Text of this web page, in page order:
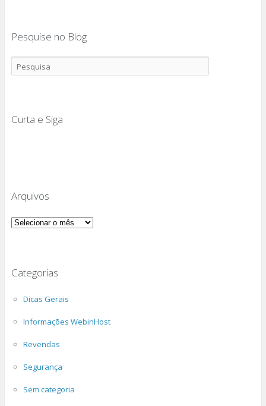
Pesquise no Blog
Curta e Siga
Arquivos
Arquivos
Categorias
Dicas Gerais
Informações WebinHost
Revendas
Segurança
Sem categoria